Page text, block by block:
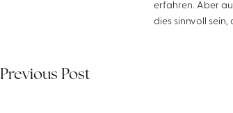
erfahren. Aber
dies sinnvoll
Previous Post